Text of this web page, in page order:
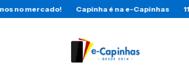
no mercado! Capinha é na e-Capinhas 11